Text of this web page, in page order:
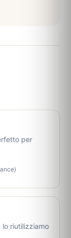
per
lo riutilizziamo